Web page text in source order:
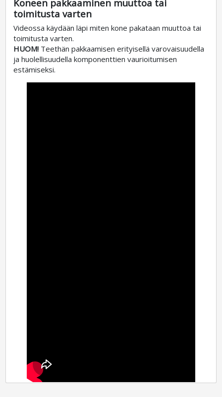
Koneen pakkaaminen muuttoa tai
toimitusta varten
Videossa käydään läpi miten kone pakataan muuttoa tai
toimitusta varten.
HUOM! Teethän pakkaamisen erityisellä varovaisuudella
ja huolellisuudella komponenttien vaurioitumisen
estämiseksi.